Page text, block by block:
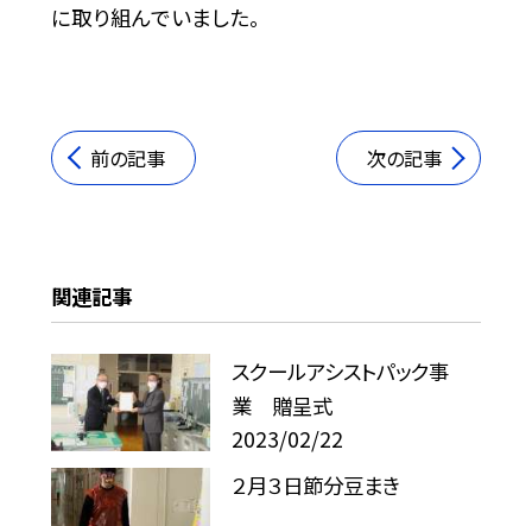
に取り組んでいました。
前の記事 次の記事
関連記事
スクールアシストパック事
業 贈呈式
2023/02/22
２月３日節分豆まき